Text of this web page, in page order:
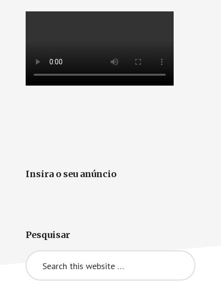
Insira o seu anúncio
Pesquisar
Search
this
website